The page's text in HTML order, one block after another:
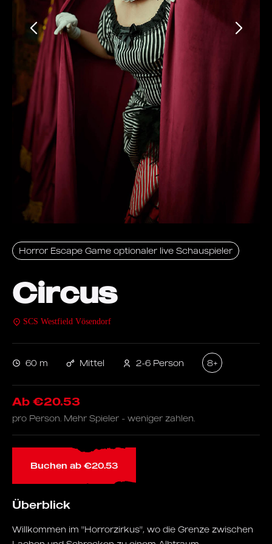
Horror Escape Game optionaler live Schauspieler
Circus
SCS Westfield Vösendorf
60 m Mittel 2-6 Person 8+
Ab €20.53
pro Person. Mehr Spieler - weniger zahlen.
Buchen ab €20.53
Überblick
Willkommen im "Horrorzirkus", wo die Grenze zwischen